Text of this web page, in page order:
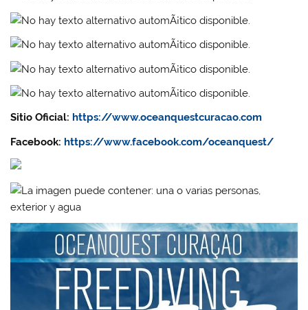
Sitio Oficial: https://www.oceanquestcuracao.com
Facebook: https://www.facebook.com/oceanquest/